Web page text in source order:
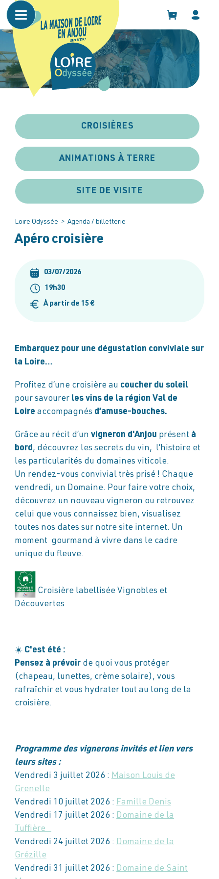
CROISIÈRES
ANIMATIONS À TERRE
SITE DE VISITE
Loire Odyssée > Agenda / billetterie
Apéro croisière
03/07/2026
19h30
À partir de 15 €
Embarquez pour une dégustation conviviale sur
la Loire…
Profitez d’une croisière au coucher du soleil
pour savourer les vins de la région Val de
Loire accompagnés d’amuse-bouches.
Grâce au récit d’un vigneron d'Anjou présent à
bord, découvrez les secrets du vin, l’histoire et
les particularités du domaines viticole.
Un rendez-vous convivial très prisé ! Chaque
vendredi, un Domaine. Pour faire votre choix,
découvrez un nouveau vigneron ou retrouvez
celui que vous connaissez bien, visualisez
toutes nos dates sur notre site internet. Un
moment gourmand à vivre dans le cadre
unique du fleuve.
Croisière labellisée Vignobles et
Découvertes
☀️ C'est été :
Pensez à prévoir de quoi vous protéger
(chapeau, lunettes, crème solaire), vous
rafraîchir et vous hydrater tout au long de la
croisière.
Programme des vignerons invités et lien vers
leurs sites :
Vendredi 3 juillet 2026 : Maison Louis de
Grenelle
Vendredi 10 juillet 2026 : Famille Denis
Vendredi 17 juillet 2026 : Domaine de la
Tuffière
Vendredi 24 juillet 2026 : Domaine de la
Grézille
Vendredi 31 juillet 2026 : Domaine de Saint
Panneau de gestion des cookies